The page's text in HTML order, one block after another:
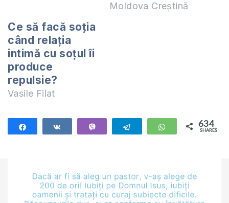
Moldova Creștină
Ce să facă soția
când relația
intimă cu soțul îi
produce
repulsie?
Vasile Filat
Telegram WhatsApp
634
SHARES